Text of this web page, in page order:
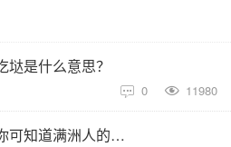
是什么意思？
0  11980
今天是腊八节，你可知道满洲人的腊八粥和汉族的不一样？